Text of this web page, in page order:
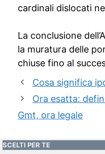
cardinali dislocati
La conclusione
la muratura delle
chiuse fino al
Cosa significa
Ora esatta:
Gmt, ora legale
SCELTI PER TE